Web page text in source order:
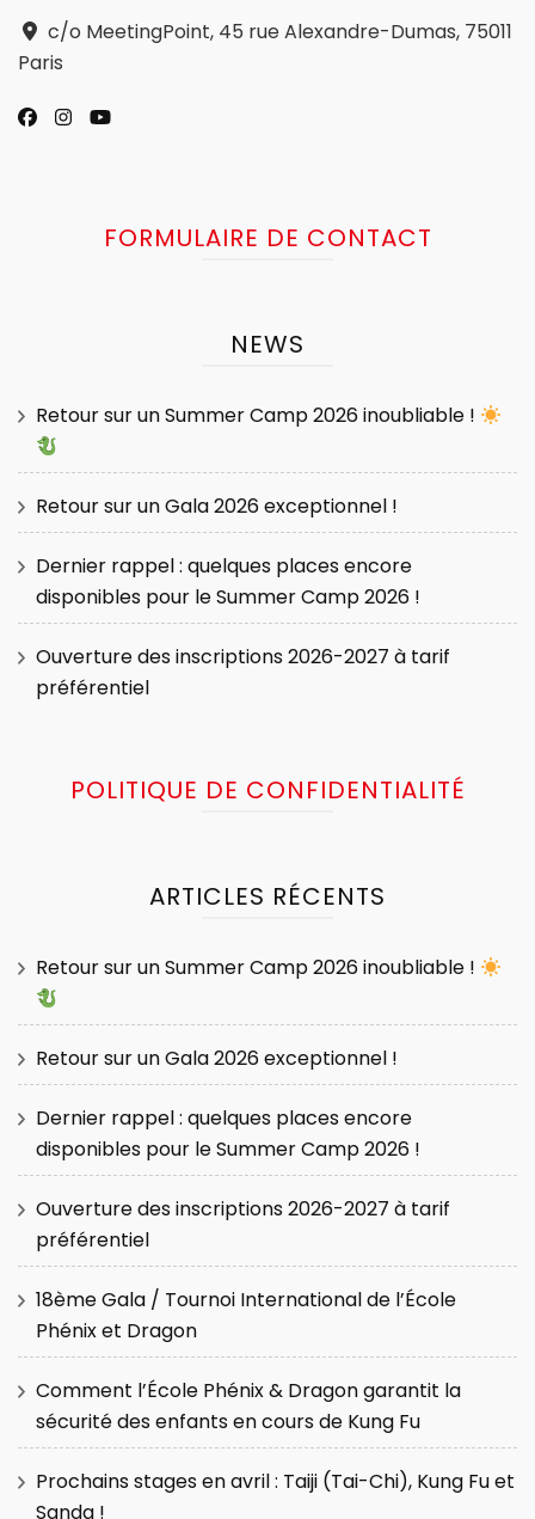
c/o MeetingPoint, 45 rue Alexandre-Dumas, 75011
Paris
FORMULAIRE DE CONTACT
NEWS
Retour sur un Summer Camp 2026 inoubliable !
Retour sur un Gala 2026 exceptionnel !
Dernier rappel : quelques places encore
disponibles pour le Summer Camp 2026 !
Ouverture des inscriptions 2026-2027 à tarif
préférentiel
POLITIQUE DE CONFIDENTIALITÉ
ARTICLES RÉCENTS
Retour sur un Summer Camp 2026 inoubliable !
Retour sur un Gala 2026 exceptionnel !
Dernier rappel : quelques places encore
disponibles pour le Summer Camp 2026 !
Ouverture des inscriptions 2026-2027 à tarif
préférentiel
18ème Gala / Tournoi International de l’École
Phénix et Dragon
Comment l’École Phénix & Dragon garantit la
sécurité des enfants en cours de Kung Fu
Prochains stages en avril : Taiji (Tai-Chi), Kung Fu et
Sanda !